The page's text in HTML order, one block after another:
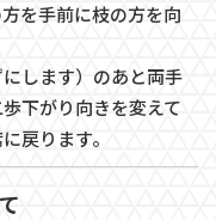
を手前に枝の方を向
します）のあと両手
下がり向きを変えて
戻ります。